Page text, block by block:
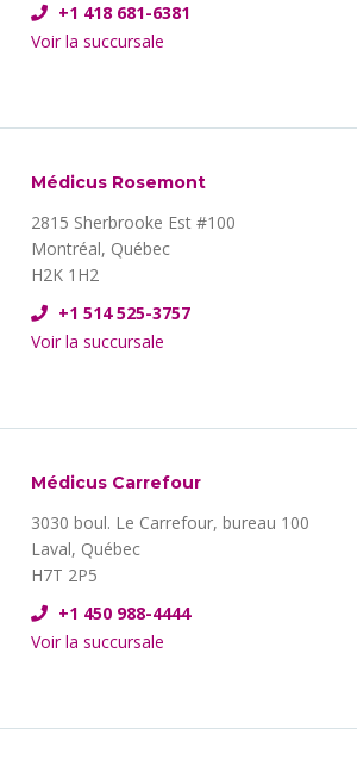
+1 418 681-6381
Voir la succursale
Médicus Rosemont
2815 Sherbrooke Est #100
Montréal, Québec
H2K 1H2
+1 514 525-3757
Voir la succursale
Médicus Carrefour
3030 boul. Le Carrefour, bureau 100
Laval, Québec
H7T 2P5
+1 450 988-4444
Voir la succursale